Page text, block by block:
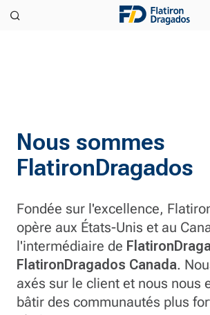
Nous sommes
FlatironDragados
Fondée sur l'excellence,
opère aux États-Unis et au
l'intermédiaire de
FlatironDragados Canada.
axés sur le client et nous nous
bâtir des communautés plus